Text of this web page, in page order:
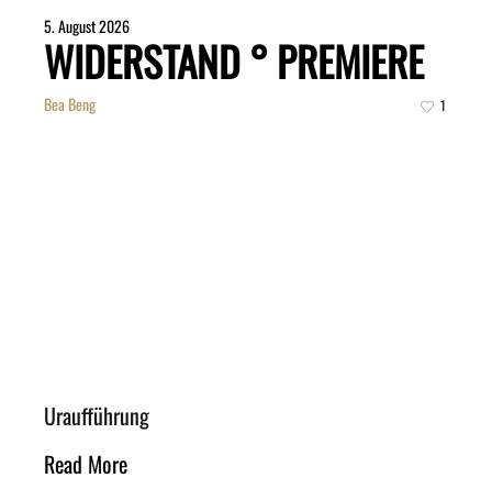
5. August 2026
WIDERSTAND ° PREMIERE
Bea Beng 1
Uraufführung
Read More